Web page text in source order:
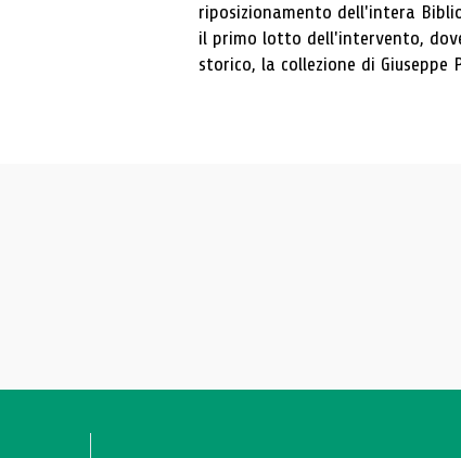
riposizionamento dell'intera
il primo lotto dell'intervento,
storico, la collezione di Giuseppe